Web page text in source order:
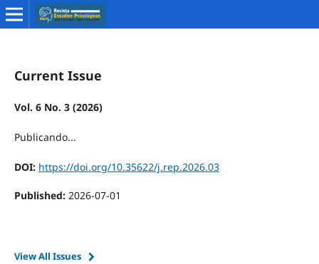
Current Issue
Vol. 6 No. 3 (2026)
Publicando...
DOI: https://doi.org/10.35622/j.rep.2026.03
Published: 2026-07-01
View All Issues